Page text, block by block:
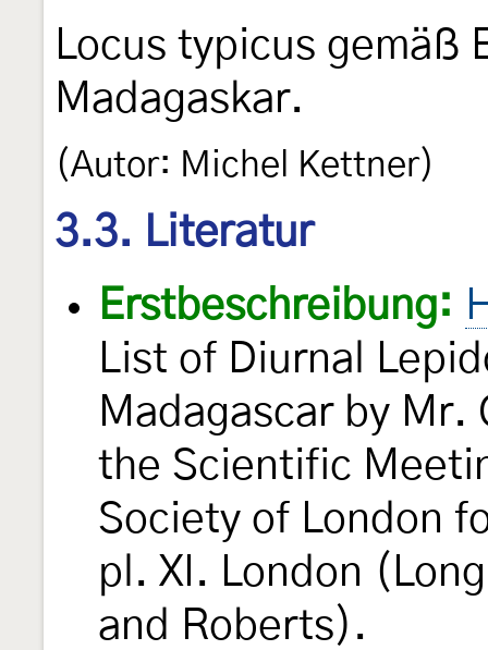
Locus typicus gemäß
Madagaskar.
(Autor: Michel Kettner)
3.3. Literatur
Erstbeschreibung:
List of Diurnal
Madagascar by
the Scientific
Society of London
pl. XI. London
and Roberts).